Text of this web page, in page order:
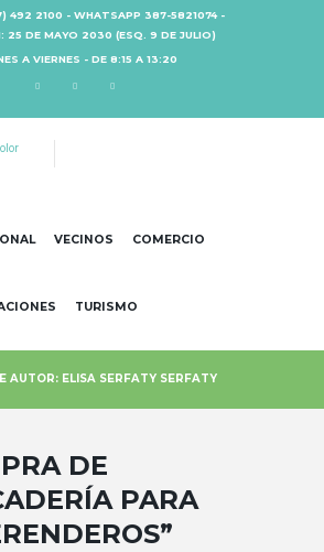
492 2100 - WHATSAPP 387-5821074 -
25 DE MAYO 2030 (ESQ. 9 DE JULIO)
A VIERNES - DE 8:15 A 13:20
VECINOS COMERCIO
TURISMO
AUTOR: ELISA SERFATY SERFATY
DE
PARA